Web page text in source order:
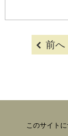
前へ
このサイト